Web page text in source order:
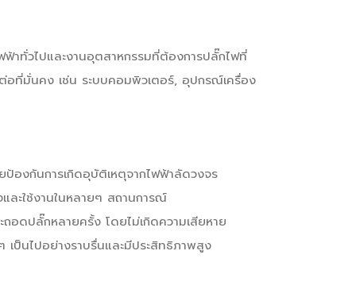
ฟ้าทั่วไปและงานอุตสาหกรรมที่ต้องการปลั๊กไฟที่
อที่มั่นคง เช่น ระบบคอมพิวเตอร์, อุปกรณ์เครื่อง
งกันการเกิดอุบัติเหตุจากไฟฟ้าลัดวงจร
ละใช้งานในหลายๆ สถานการณ์
อดปลั๊กหลายครั้ง โดยไม่เกิดความเสียหาย
เป็นไปอย่างราบรื่นและมีประสิทธิภาพสูง